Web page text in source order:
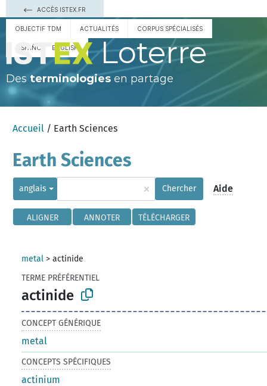
ACCÈS ISTEX.FR
OBJECTIF TDM ACTUALITÉS CORPUS SPÉCIALISÉS
ESPAÑOL ENGLISH Loterre
Des terminologies en partage
Accueil / Earth Sciences
Earth Sciences
anglais × Chercher Aide
ALIGNER ANNOTER TÉLÉCHARGER
metal >actinide
TERME PRÉFÉRENTIEL
actinide
CONCEPT GÉNÉRIQUE
metal
CONCEPTS SPÉCIFIQUES
actinium